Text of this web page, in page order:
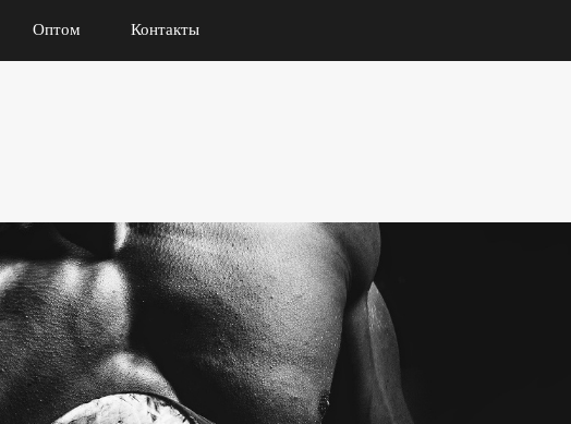
Оптом Контакты